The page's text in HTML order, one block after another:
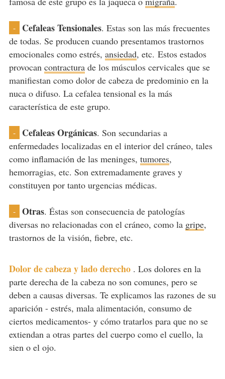
- Cefaleas Tensionales. Estas son las más frecuentes
de todas. Se producen cuando presentamos trastornos
emocionales como estrés, ansiedad, etc. Estos estados
provocan contracturade los músculos cervicales que se
manifiestan como dolor de cabeza de predominio en la
nuca o difuso. La cefalea tensional es la más
característica de este grupo.
- Cefaleas Orgánicas. Son secundarias a
enfermedades localizadas en el interior del cráneo, tales
como inflamación de las meninges, tumores,
hemorragias, etc. Son extremadamente graves y
constituyen por tanto urgencias médicas.
- Otras. Éstas son consecuencia de patologías
diversas no relacionadas con el cráneo, como la gripe,
trastornos de la visión, fiebre, etc.
Dolor de cabeza y lado derecho . Los dolores en la
parte derecha de la cabeza no son comunes, pero se
deben a causas diversas. Te explicamos las razones de su
aparición - estrés, mala alimentación, consumo de
ciertos medicamentos- y cómo tratarlos para que no se
extiendan a otras partes del cuerpo como el cuello, la
sien o el ojo.